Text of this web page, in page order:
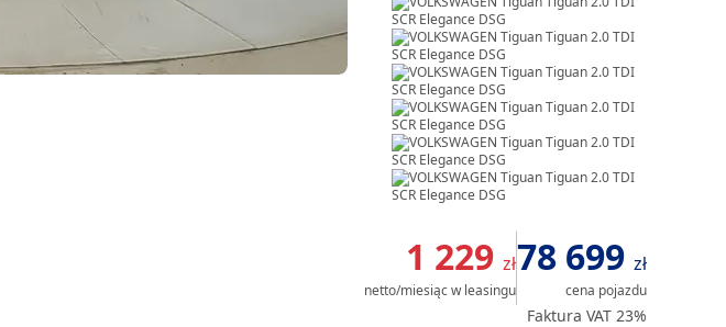
20
1 229 zł
netto/miesiącw leasingu
78 699 zł
cena pojazdu
Faktura VAT 23%